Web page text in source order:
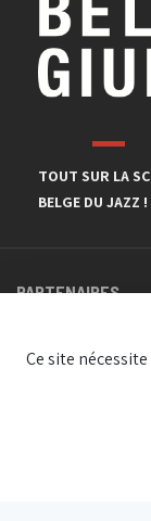
TOUT SUR LA
BELGE DU JAZZ !
PARTENAIRES
© JazzInBelgium
Ce site